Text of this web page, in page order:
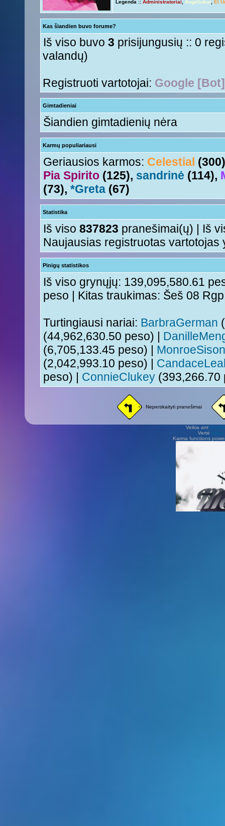
Anny!« Ant 01 Rgs, 2015 11:50 am »Ir tave
Tori« Ant 01 Rgs, 2015 11:17 am »Su naujais mokslo metais
aha
Legenda :: Administratoriai Angeliukai El
Kas šiandien buvo forume?
Iš viso buvo 3 prisijungusių :: 0
valandų)
Registruoti vartotojai: Google [Bot]
Gimtadieniai
Šiandien gimtadienių nėra
Karmų populiariausi
Geriausios karmos: Celestial
Pia Spirito (125), sandrinė (114),
(73), *Greta (67)
Statistika
Iš viso 837823 pranešimai(ų) | Iš
Naujausias registruotas vartotojas
Pinigų statistikos
Iš viso grynųjų: 139,095,580.61
peso | Kitas traukimas: Šeš 08
Turtingiausi nariai: BarbraGerman
(44,962,630.50 peso) |
(6,705,133.45 peso) | MonroeSison
(2,042,993.10 peso) |
peso) | ConnieClukey
Neperskaityti pranešimai
Veikia ant
Vertė Vilius
Karma functions